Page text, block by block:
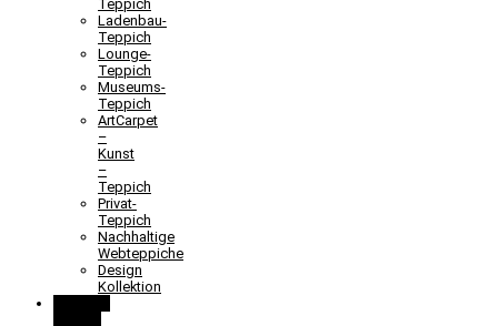
Teppich
Ladenbau-
Teppich
Lounge-
Teppich
Museums-
Teppich
ArtCarpet
–
Kunst
–
Teppich
Privat-
Teppich
Nachhaltige
Webteppiche
Design
Kollektion